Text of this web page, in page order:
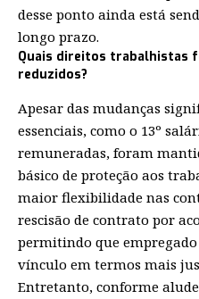
desse ponto ainda está
longo prazo.
Quais direitos trabalhistas
reduzidos?
Apesar das mudanças
essenciais, como o 13º
remuneradas, foram
básico de proteção aos
maior flexibilidade nas
rescisão de contrato por
permitindo que
vínculo em termos mais
Entretanto, conforme